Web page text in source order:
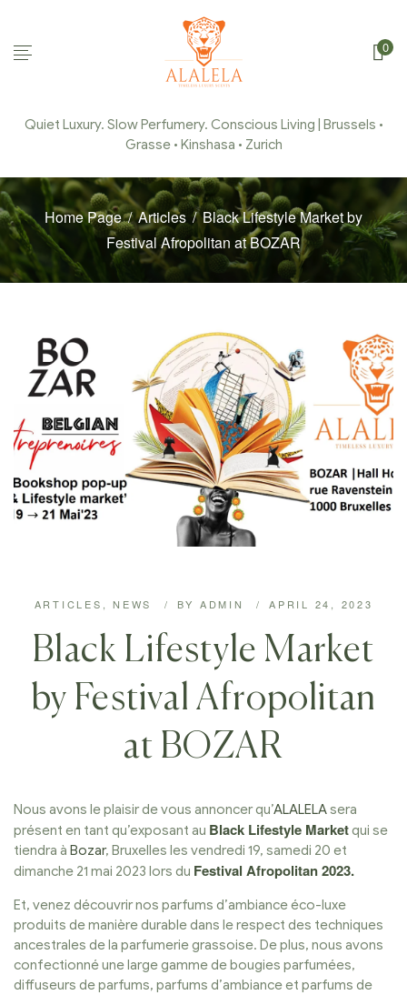
0
Quiet Luxury. Slow Perfumery. Conscious Living | Brussels •
Grasse • Kinshasa • Zurich
Home Page / Articles / Black Lifestyle Market by
Festival Afropolitan at BOZAR
ARTICLES NEWS BY ADMIN APRIL 24, 2023
Black Lifestyle Market
by Festival Afropolitan
at BOZAR
Nous avons le plaisir de vous annoncer qu’ALALELAsera
présent en tant qu’exposant au Black Lifestyle Marketqui se
tiendra à Bozar, Bruxelles les vendredi 19, samedi 20 et
dimanche 21 mai 2023 lors du Festival Afropolitan 2023.
Et, venez découvrir nos parfums d’ambiance éco-luxe
produits de manière durable dans le respect des techniques
ancestrales de la parfumerie grassoise. De plus, nous avons
confectionné une large gamme de bougies parfumées,
diffuseurs de parfums, parfums d’ambiance et parfums de